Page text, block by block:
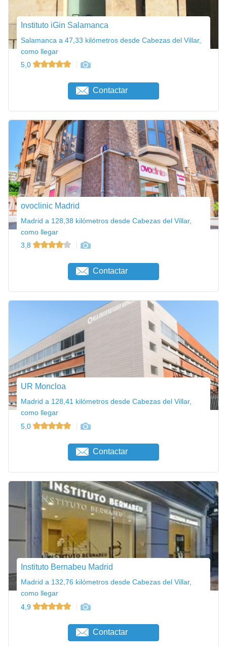
Instituto iGin Salamanca
Salamanca a 47,33 kilómetros desde Cabezas del Villar,
como llegar
5,0
Contactar
ovoclinic Madrid
Madrid a 128,38 kilómetros desde Cabezas del Villar,
como llegar
3,8
Contactar
UR Moncloa
Madrid a 128,41 kilómetros desde Cabezas del Villar,
como llegar
5,0
Contactar
Instituto Bernabeu Madrid
Madrid a 132,76 kilómetros desde Cabezas del Villar,
como llegar
4,9
Contactar